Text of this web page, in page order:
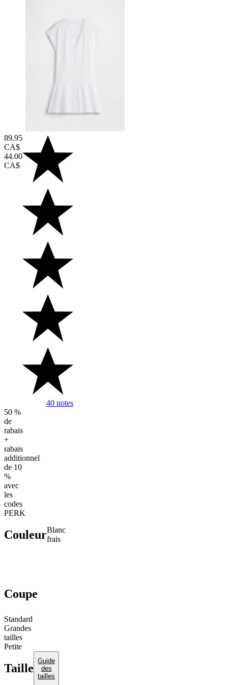
89.95
CA$
44.00
CA$
40 notes
50 %
de
rabais
+
rabais
additionnel
de 10
%
avec
les
codes
PERK
Couleurblanc
frais
Coupe
Standard
Grandes
tailles
Petite
Taille
Guide
des
tailles